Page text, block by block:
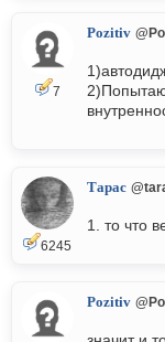
7
Pozitiv
6245
Тарас
1. то что
Pozitiv